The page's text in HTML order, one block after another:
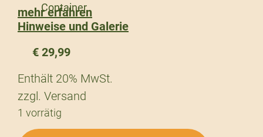
Container
mehr erfahren
Hinweise und Galerie
€ 29,99
Enthält 20% MwSt.
zzgl. Versand
1 vorrätig